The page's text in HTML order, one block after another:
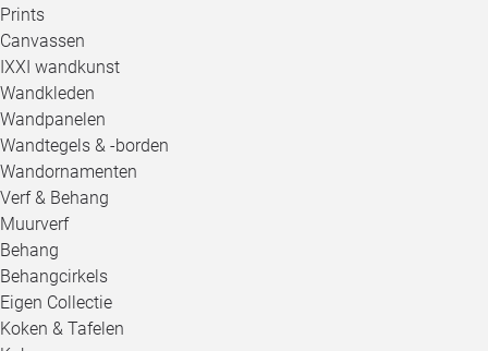
Prints
Canvassen
IXXI wandkunst
Wandkleden
Wandpanelen
Wandtegels & -borden
Wandornamenten
Verf & Behang
Muurverf
Behang
Behangcirkels
Eigen Collectie
Koken & Tafelen